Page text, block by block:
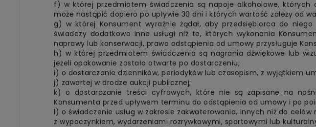
f) w której przedmiotem świadczenia są napoje alkoholowe, których
może nastąpić dopiero po upływie 30 dni i których wartość zależy od
g) w której Konsument wyraźnie żądał, aby przedsiębiorca do
świadczy dodatkowo inne usługi niż te, których wykonania
naprawy lub konserwacji, prawo odstąpienia od umowy przysługuje
h) w której przedmiotem świadczenia są nagrania dźwiękowe lub
jeżeli opakowanie zostało otwarte po dostarczeniu;
i) o dostarczanie dzienników, periodyków lub czasopism, z wyjątkiem
j) zawartej w drodze aukcji publicznej;
k) o dostarczanie treści cyfrowych, które nie są zapisane na
Konsumenta przed upływem terminu do odstąpienia od umowy i po
l) o świadczenie usług w zakresie zakwaterowania, innych niż do
z wypoczynkiem, wydarzeniami rozrywkowymi, sportowymi lub